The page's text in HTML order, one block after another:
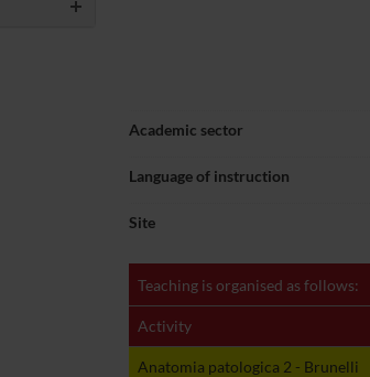
Academic sector
Language of instruction
Site
Teaching is organised as follows:
Activity
Anatomia patologica 2 - Brunelli